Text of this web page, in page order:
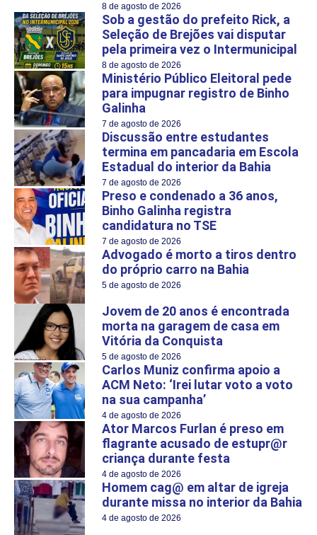
8 de agosto de 2026
Sob a gestão do prefeito Rick, a
Seleção de Brejões vai disputar
pela primeira vez o Intermunicipal
8 de agosto de 2026
Ministério Público Eleitoral pede
para impugnar registro de Binho
Galinha
7 de agosto de 2026
Discussão entre estudantes
termina em pancadaria em Escola
Estadual do interior da Bahia
7 de agosto de 2026
Preso e condenado a 36 anos,
Binho Galinha registra
candidatura no TSE
7 de agosto de 2026
Advogado é morto a tiros dentro
do próprio carro na Bahia
5 de agosto de 2026
Jovem de 20 anos é encontrada
morta na garagem de casa em
Vitória da Conquista
5 de agosto de 2026
Carlos Muniz confirma apoio a
ACM Neto: ‘Irei lutar voto a voto
na sua campanha’
4 de agosto de 2026
Ator Marcos Furlan é preso em
flagrante acusado de estupr@r
criança durante festa
4 de agosto de 2026
Homem cag@ em altar de igreja
durante missa no interior da Bahia
4 de agosto de 2026